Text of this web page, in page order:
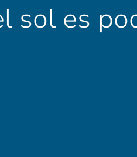
sol es